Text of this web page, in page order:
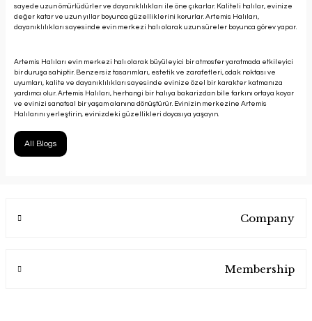
sayede uzun ömürlüdürler ve dayanıklılıkları ile öne çıkarlar. Kaliteli halılar, evinize
değer katar ve uzun yıllar boyunca güzelliklerini korurlar. Artemis Halıları,
dayanıklılıkları sayesinde evin merkezi halı olarak uzun süreler boyunca görev yapar.
Artemis Halıları evin merkezi halı olarak büyüleyici bir atmosfer yaratmada etkileyici
bir duruşa sahiptir. Benzersiz tasarımları, estetik ve zarafetleri, odak noktası ve
uyumları, kalite ve dayanıklılıkları sayesinde evinize özel bir karakter katmanıza
yardımcı olur. Artemis Halıları, herhangi bir halıya bakarizdan bile farkını ortaya koyar
ve evinizi sanatsal bir yaşam alanına dönüştürür. Evinizin merkezine Artemis
Halılarını yerleştirin, evinizdeki güzellikleri doyasıya yaşayın.
All Blogs
Company
Membership